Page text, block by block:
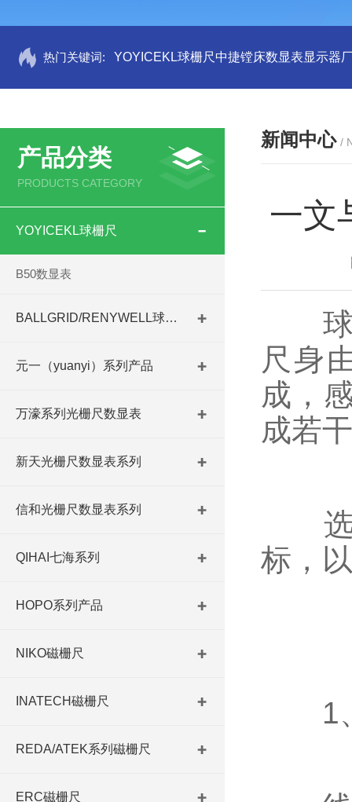
热门关键词: YOYICEKL球栅尺中捷镗床数显表显示器
产品分类
PRODUCTS CATEGORY
YOYICEKL球栅尺
B50数显表
BALLGRID/RENYWELL球栅尺
元一（yuanyi）系列产品
万濠系列光栅尺数显表
新天光栅尺数显表系列
信和光栅尺数显表系列
QIHAI七海系列
HOPO系列产品
NIKO磁栅尺
INATECH磁栅尺
REDA/ATEK系列磁栅尺
ERC磁栅尺
新闻中心 /
一文
球栅
尺身
成，
成若
选
标，
1、